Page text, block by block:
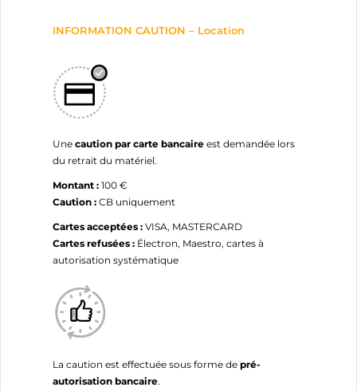
INFORMATION CAUTION – Location
Une caution par carte bancaire est demandée lors
du retrait du matériel.
Montant : 100 €
Caution : CB uniquement
Cartes acceptées : VISA, MASTERCARD
Cartes refusées : Électron, Maestro, cartes à
autorisation systématique
La caution est effectuée sous forme de pré-
autorisation bancaire.